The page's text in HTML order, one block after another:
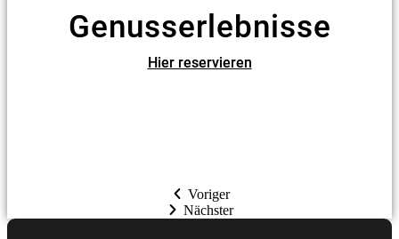
Genusserlebnisse
Hier reservieren
Voriger
Nächster